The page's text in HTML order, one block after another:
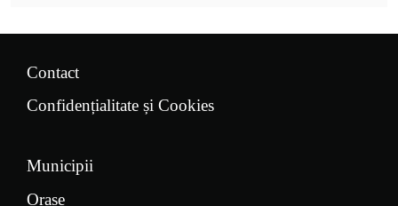
Contact
Confidențialitate și Cookies
Municipii
Orașe